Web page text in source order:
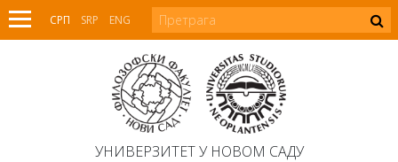
СРП SRP ENG
УНИВЕРЗИТЕТ У НОВОМ САДУ